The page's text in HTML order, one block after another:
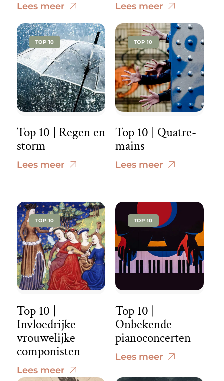
Lees meer Lees meer
TOP 10
Top 10 | Regen en
storm
Lees meer
TOP 10
Top 10 | Quatre-
mains
Lees meer
TOP 10
Top 10 |
Invloedrijke
vrouwelijke
componisten
Lees meer
TOP 10
Top 10 |
Onbekende
pianoconcerten
Lees meer